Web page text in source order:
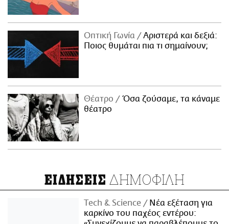
Οπτική Γωνία
Αριστερά και δεξιά:
Ποιος θυμάται πια τι σημαίνουν;
Θέατρο
Όσα ζούσαμε, τα κάναμε
θέατρο
ΕΙΔΗΣΕΙΣ ΔΗΜΟΦΙΛΗ
Τech & Science
Νέα εξέταση για
καρκίνο του παχέος εντέρου: